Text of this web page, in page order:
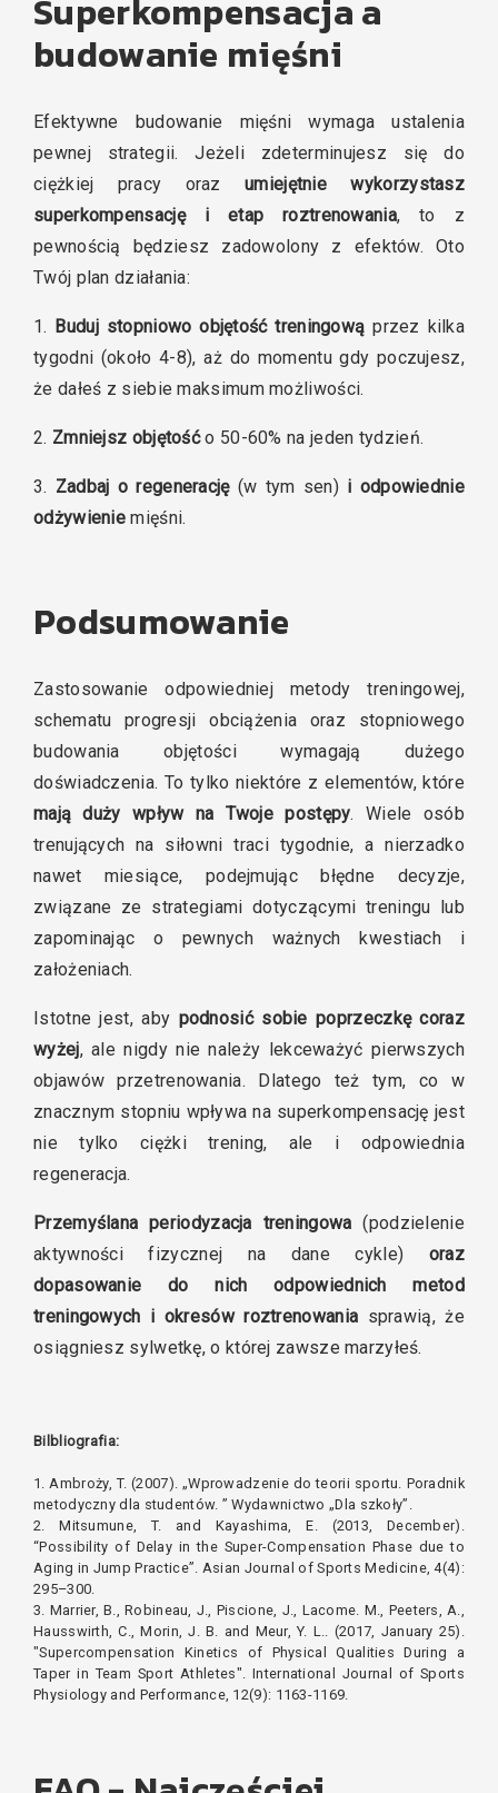
Superkompensacja a
budowanie mięśni
Efektywne budowanie mięśni wymaga ustalenia
pewnej strategii. Jeżeli zdeterminujesz się do
ciężkiej pracy orazumiejętnie wykorzystasz
superkompensację i etap roztrenowania, to z
pewnością będziesz zadowolony z efektów. Oto
Twój plan działania:
1. Buduj stopniowo objętość treningową przez kilka
tygodni (około 4-8), aż do momentu gdy poczujesz,
że dałeś z siebie maksimum możliwości.
2. Zmniejsz objętośćo 50-60% na jeden tydzień.
3. Zadbaj o regenerację(w tym sen) i odpowiednie
odżywienie mięśni.
Podsumowanie
Zastosowanie odpowiedniej metody treningowej,
schematu progresji obciążenia oraz stopniowego
budowania objętości wymagają dużego
doświadczenia. To tylko niektóre z elementów, które
mają duży wpływ na Twoje postępy. Wiele osób
trenujących na siłowni traci tygodnie, a nierzadko
nawet miesiące, podejmując błędne decyzje,
związane ze strategiami dotyczącymi treningu lub
zapominając o pewnych ważnych kwestiach i
założeniach.
Istotne jest, aby podnosić sobie poprzeczkę coraz
wyżej, ale nigdy nie należy lekceważyć pierwszych
objawów przetrenowania. Dlatego też tym, co w
znacznym stopniu wpływa na superkompensację jest
nie tylko ciężki trening, ale i odpowiednia
regeneracja.
Przemyślana periodyzacja treningowa (podzielenie
aktywności fizycznej na dane cykle) oraz
dopasowanie do nich odpowiednich metod
treningowych i okresów roztrenowania sprawią, że
osiągniesz sylwetkę, o której zawsze marzyłeś.
Bilbliografia:
1. Ambroży, T. (2007). „Wprowadzenie do teorii sportu. Poradnik
metodyczny dla studentów. ” Wydawnictwo „Dla szkoły”.
2. Mitsumune, T. and Kayashima, E. (2013, December).
“Possibility of Delay in the Super-Compensation Phase due to
Aging in Jump Practice”. Asian Journal of Sports Medicine, 4(4):
295–300.
3. Marrier, B., Robineau, J., Piscione, J., Lacome. M., Peeters, A.,
Hausswirth, C., Morin, J. B. and Meur, Y. L.. (2017, January 25).
"Supercompensation Kinetics of Physical Qualities During a
Taper in Team Sport Athletes". International Journal of Sports
Physiology and Performance, 12(9): 1163-1169.